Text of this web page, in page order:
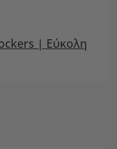
| Εύκολη